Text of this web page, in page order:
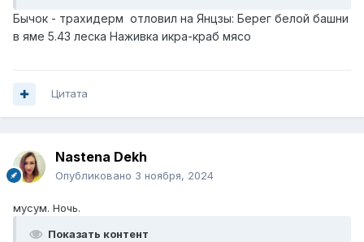
Бычок - трахидерм отловил на Янцзы: Берег белой башни
в яме 5.43 леска Наживка икра-краб мясо
Цитата
Nastena Dekh
Опубликовано 3 ноября, 2024
мусум. Ночь.
Показать контент